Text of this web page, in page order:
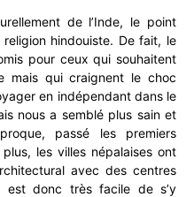
de l’Inde, le point
hindouiste. De fait, le
pour ceux qui souhaitent
mais qui craignent le choc
en indépendant dans le
nous a semblé plus sain et
passé les premiers
les villes népalaises ont
avec des centres
est donc très facile de s’y